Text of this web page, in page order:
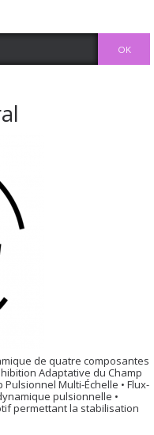
de quatre composantes
Adaptative du Champ
Pulsionnel Multi-Échelle • Flux-
pulsionnelle •
permettant la stabilisation